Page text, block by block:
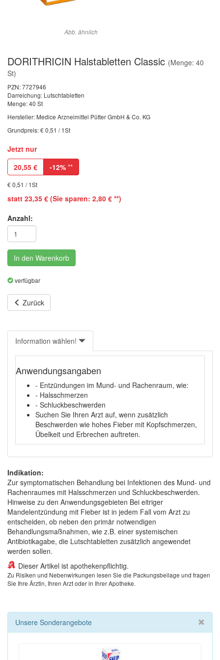
Abb. ähnlich
DORITHRICIN Halstabletten Classic (Menge: 40
St)
PZN:7727946
Darreichung: Lutschtabletten
Menge: 40 St
Hersteller: Medice Arzneimittel Pütter GmbH & Co. KG
Grundpreis: € 0,51 / 1St
Jetzt nur
20,55 € -12% **
€ 0,51 / 1St
statt 23,35 € (Sie sparen: 2,80 € **)
Anzahl:
In den Warenkorb
verfügbar
Zurück
Information wählen!
Anwendungsangaben
- Entzündungen im Mund- und Rachenraum, wie:
- Halsschmerzen
- Schluckbeschwerden
Suchen Sie Ihren Arzt auf, wenn zusätzlich
Beschwerden wie hohes Fieber mit Kopfschmerzen,
Übelkeit und Erbrechen auftreten.
Indikation:
Zur symptomatischen Behandlung bei Infektionen des Mund- und
Rachenraumes mit Halsschmerzen und Schluckbeschwerden.
Hinweise zu den Anwendungsgebieten Bei eitriger
Mandelentzündung mit Fieber ist in jedem Fall vom Arzt zu
entscheiden, ob neben den primär notwendigen
Behandlungsmaßnahmen, wie z.B. einer systemischen
Antibiotikagabe, die Lutschtabletten zusätzlich angewendet
werden sollen.
Dieser Artikel ist apothekenpflichtig.
Zu Risiken und Nebenwirkungen lesen Sie die Packungsbeilage und fragen
Sie Ihre Ärztin, Ihren Arzt oder in Ihrer Apotheke.
Unsere Sonderangebote